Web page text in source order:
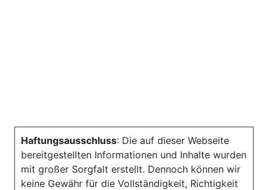
Haftungsausschluss: Die auf dieser Webseite
bereitgestellten Informationen und Inhalte wurden
mit großer Sorgfalt erstellt. Dennoch können wir
keine Gewähr für die Vollständigkeit, Richtigkeit